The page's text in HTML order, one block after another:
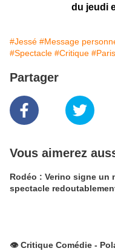
du jeudi
#Jessé #Message
#Spectacle #Critique #Paris
Partager
Vous aimerez
Rodéo : Verino signe un
spectacle
👁️ Critique Comédie -